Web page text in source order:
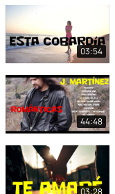
03:54
44:48
03:28